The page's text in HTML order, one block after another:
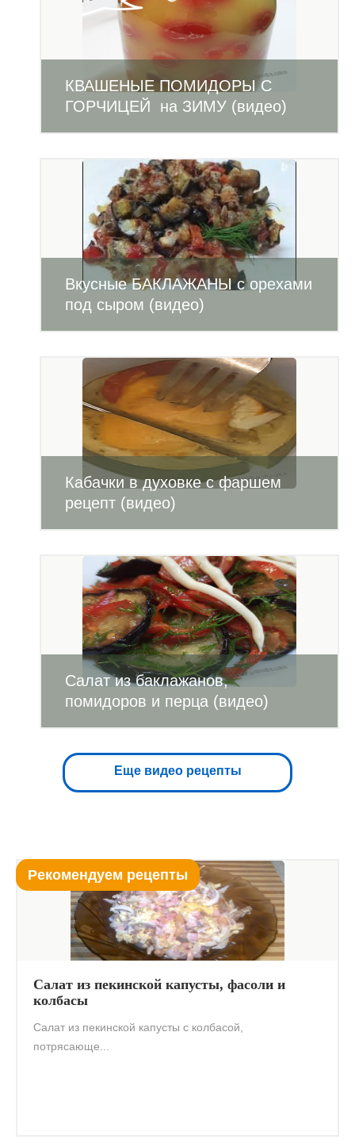
КВАШЕНЫЕ ПОМИДОРЫ С
ГОРЧИЦЕЙ на ЗИМУ (видео)
Вкусные БАКЛАЖАНЫ с орехами
под сыром (видео)
Кабачки в духовке с фаршем
рецепт (видео)
Салат из баклажанов,
помидоров и перца (видео)
Еще видео рецепты
Рекомендуем рецепты
Салат из пекинской капусты, фасоли и
колбасы
Салат из пекинской капусты с колбасой,
потрясающе...